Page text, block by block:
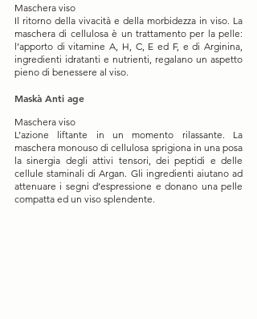
Maschera viso
Il ritorno della vivacità e della morbidezza in viso. La
maschera di cellulosa è un trattamento per la pelle:
l’apporto di vitamine A, H, C, E ed F, e di Arginina,
ingredienti idratanti e nutrienti, regalano un aspetto
pieno di benessere al viso.
Maskà Anti age
Maschera viso
L’azione liftante in un momento rilassante. La
maschera monouso di cellulosa sprigiona in una posa
la sinergia degli attivi tensori, dei peptidi e delle
cellule staminali di Argan. Gli ingredienti aiutano ad
attenuare i segni d’espressione e donano una pelle
compatta ed un viso splendente.